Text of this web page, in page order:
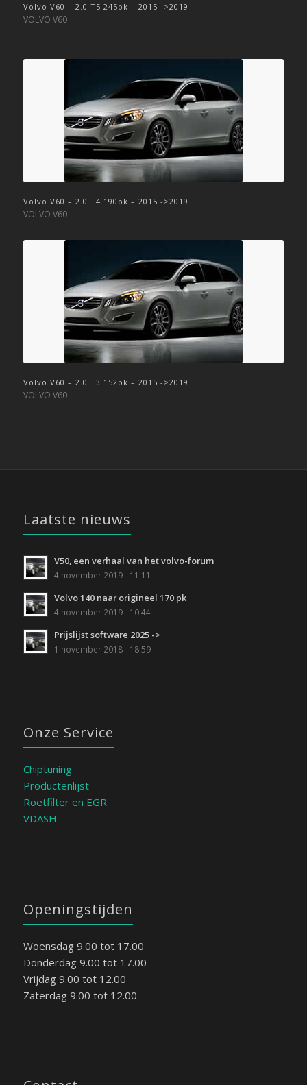
Volvo V60 – 2.0 T5 245pk – 2015 ->2019
VOLVO V60
Volvo V60 – 2.0 T4 190pk – 2015 ->2019
VOLVO V60
Volvo V60 – 2.0 T3 152pk – 2015 ->2019
VOLVO V60
Laatste nieuws
V50, een verhaal van het volvo-forum
4 november 2019 - 11:11
Volvo 140 naar origineel 170 pk
4 november 2019 - 10:44
Prijslijst software 2025 ->
1 november 2018 - 18:59
Onze Service
Chiptuning
Productenlijst
Roetfilter en EGR
VDASH
Openingstijden
Woensdag 9.00 tot 17.00
Donderdag 9.00 tot 17.00
Vrijdag 9.00 tot 12.00
Zaterdag 9.00 tot 12.00